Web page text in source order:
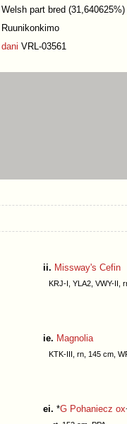
Welsh part bred (31,640625%)
Ruunikonkimo
dani VRL-03561
ii. Missway's Cefin
KRJ-I, YLA2, VWY-II,
ie. Magnolia
KTK-III, rn, 145 cm,
ei. *G Pohaniecz ox